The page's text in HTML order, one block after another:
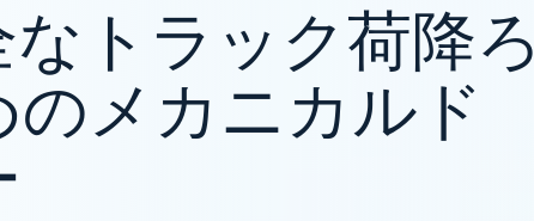
トラック荷降ろ
メカニカルド